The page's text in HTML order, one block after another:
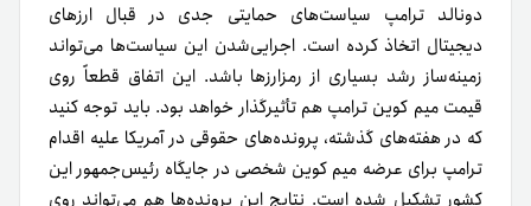
دونالد ترامپ سیاست‌های حمایتی جدی در قبال ارزهای
دیجیتال اتخاذ کرده است. اجرایی‌شدن این سیاست‌ها می‌تواند
زمینه‌ساز رشد بسیاری از رمزارزها باشد. این اتفاق قطعاً روی
قیمت میم کوین ترامپ هم تأثیرگذار خواهد بود. باید توجه کنید
که در هفته‌های گذشته، پرونده‌های حقوقی در آمریکا علیه اقدام
ترامپ برای عرضه میم کوین شخصی در جایگاه رئیس‌جمهور این
کشور تشکیل شده است. نتایج این پرونده‌ها هم می‌تواند روی